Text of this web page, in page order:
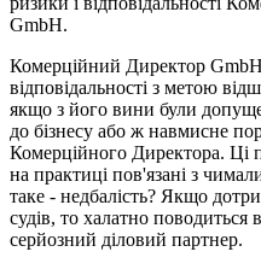
GmbH.
Комерційний Директор
відповідальності з метою
якщо з його вини були
до бізнесу або ж навмисне
Комерційного Директора. Ці
на практиці пов'язані з
таке - недбалість? Якщо
судів, то халатно поводиться
серйозний діловий партнер.